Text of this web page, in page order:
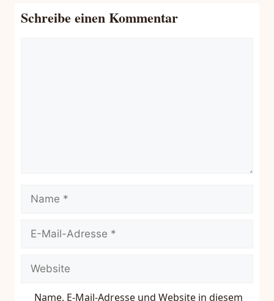
Schreibe einen Kommentar
Name
Website
Name, E-Mail-Adresse und Website in diesem